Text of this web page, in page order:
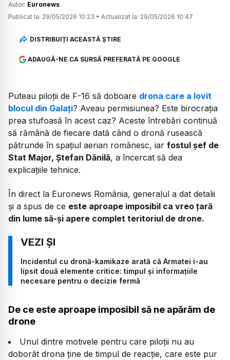
Autor: Euronews
Publicat la: 29/05/2026 10:23 • Actualizat la: 29/05/2026 10:47
DISTRIBUIȚI ACEASTĂ ȘTIRE
ADAUGĂ-NE CA SURSĂ PREFERATĂ PE GOOGLE
Puteau piloții de F-16 să doboare drona care a lovit
blocul din Galați? Aveau permisiunea? Este birocrația
prea stufoasă în acest caz? Aceste întrebări continuă
să rămână de fiecare dată când o dronă rusească
pătrunde în spațiul aerian românesc, iar fostul șef de
Stat Major, Ștefan Dănilă, a încercat să dea
explicațiile tehnice.
În direct la Euronews România, generalul a dat detalii
și a spus de ce este aproape imposibil ca vreo țară
din lume să-și apere complet teritoriul de drone.
Incidentul cu dronă-kamikaze arată că Armatei i-au
lipsit două elemente critice: timpul și informațiile
necesare pentru o decizie fermă
De ce este aproape imposibil să ne apărăm de
drone
Unul dintre motivele pentru care piloții nu au
doborât drona ține de timpul de reacție, care este pur